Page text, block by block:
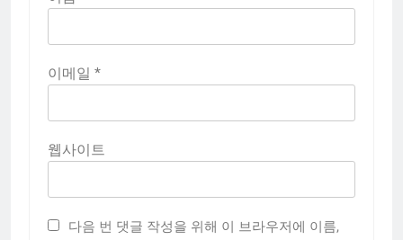
이메일 *
웹사이트
다음 번 댓글 작성을 위해 이 브라우저에 이름,